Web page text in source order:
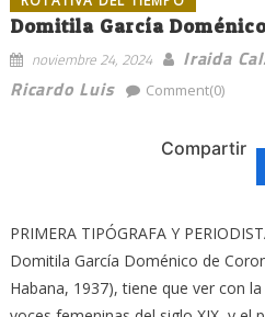
Domitila García
noviembre 24, 2024
Iraida
Ricardo Luis
Comment(0)
Compartir
PRIMERA TIPÓGRAFA Y
Domitila García Doménico de
Habana, 1937), tiene que ver con